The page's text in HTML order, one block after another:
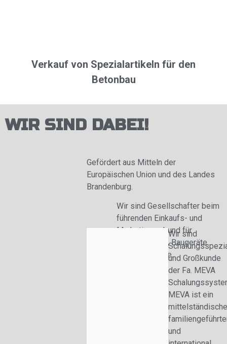
Verkauf von Spezialartikeln für den
Betonbau
WIR SIND DABEI!
Gefördert aus Mitteln der
Europäischen Union und des Landes
Brandenburg.
Wir sind Gesellschafter beim
führenden Einkaufs- und
Marketingverbund für
Baumaschinen, Baugeräte
und Werkzeuge.
Wir sind
und Großkunde
der Fa. MEVA
MEVA ist ein
und